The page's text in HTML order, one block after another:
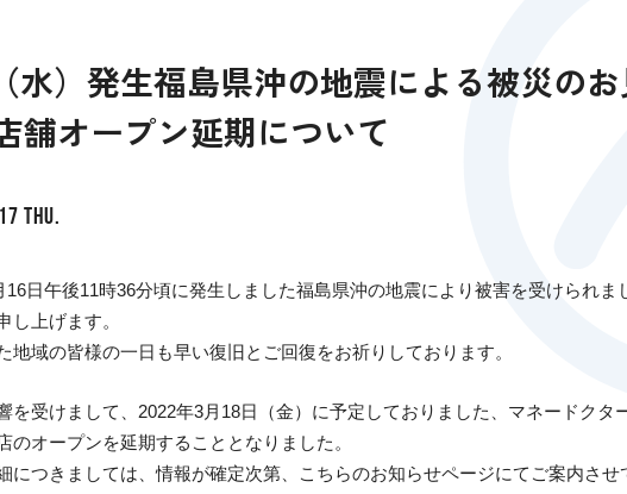
水）発生福島県沖の地震による被災の
舗オープン延期について
THU.
16日午後11時36分頃に発生しました福島県沖の地震により被害を受けられま
し上げます。
地域の皆様の一日も早い復旧とご回復をお祈りしております。
を受けまして、2022年3月18日（金）に予定しておりました、マネードクタ
のオープンを延期することとなりました。
につきましては、情報が確定次第、こちらのお知らせページにてご案内させ